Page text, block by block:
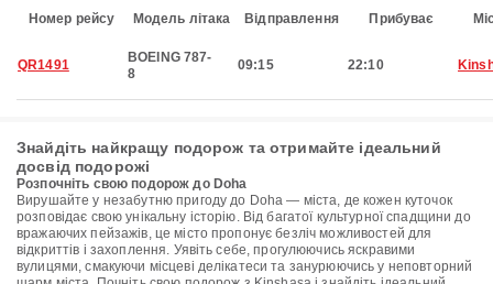
Номер рейсу Модель літака Відправлення Прибуває
QR1491
BOEING 787-
8
09:15 22:10
Знайдіть найкращу подорож та отримайте ідеальний
досвід подорожі
Розпочніть свою подорож до Doha
Вирушайте у незабутню пригоду до Doha — міста, де кожен куточок
розповідає свою унікальну історію. Від багатої культурної спадщини до
вражаючих пейзажів, це місто пропонує безліч можливостей для
відкриттів і захоплення. Уявіть себе, прогулюючись яскравими
вулицями, смакуючи місцеві делікатеси та занурюючись у неповторний